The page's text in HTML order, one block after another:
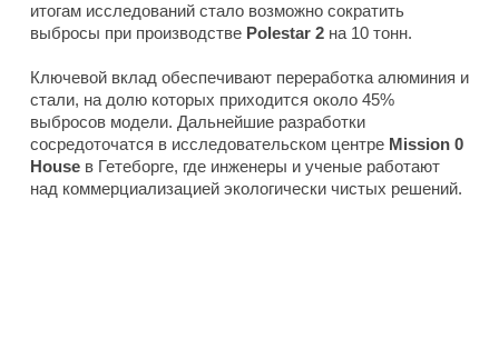
итогам исследований стало возможно сократить
выбросы при производстве Polestar 2 на 10 тонн.
Ключевой вклад обеспечивают переработка алюминия и
стали, на долю которых приходится около 45%
выбросов модели. Дальнейшие разработки
сосредоточатся в исследовательском центре Mission 0
House в Гетеборге, где инженеры и ученые работают
над коммерциализацией экологически чистых решений.